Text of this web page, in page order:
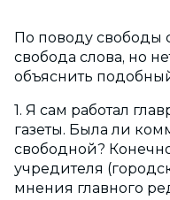
По поводу свободы
свобода слова, но
объяснить
1. Я сам работал
газеты. Была ли
свободной?
учредителя
мнения главного